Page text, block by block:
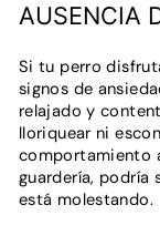
AUSENCIA
Si tu perro
signos de
relajado y
lloriquear ni
comportamiento
guardería, podría
está molestando.